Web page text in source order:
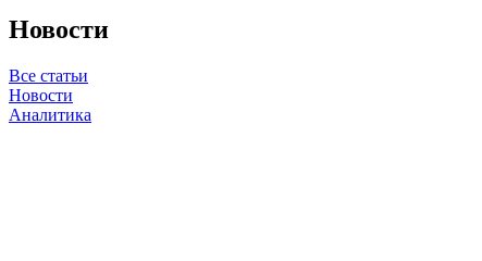
Новости
Все статьи
Новости
Аналитика